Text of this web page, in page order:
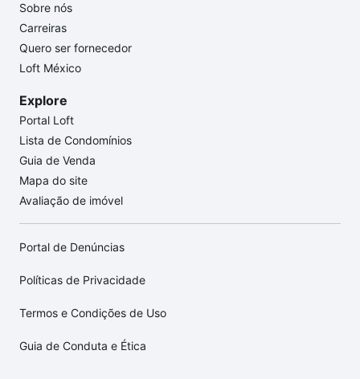
Sobre nós
Carreiras
Quero ser fornecedor
Loft México
Explore
Portal Loft
Lista de Condomínios
Guia de Venda
Mapa do site
Avaliação de imóvel
Portal de Denúncias
Políticas de Privacidade
Termos e Condições de Uso
Guia de Conduta e Ética